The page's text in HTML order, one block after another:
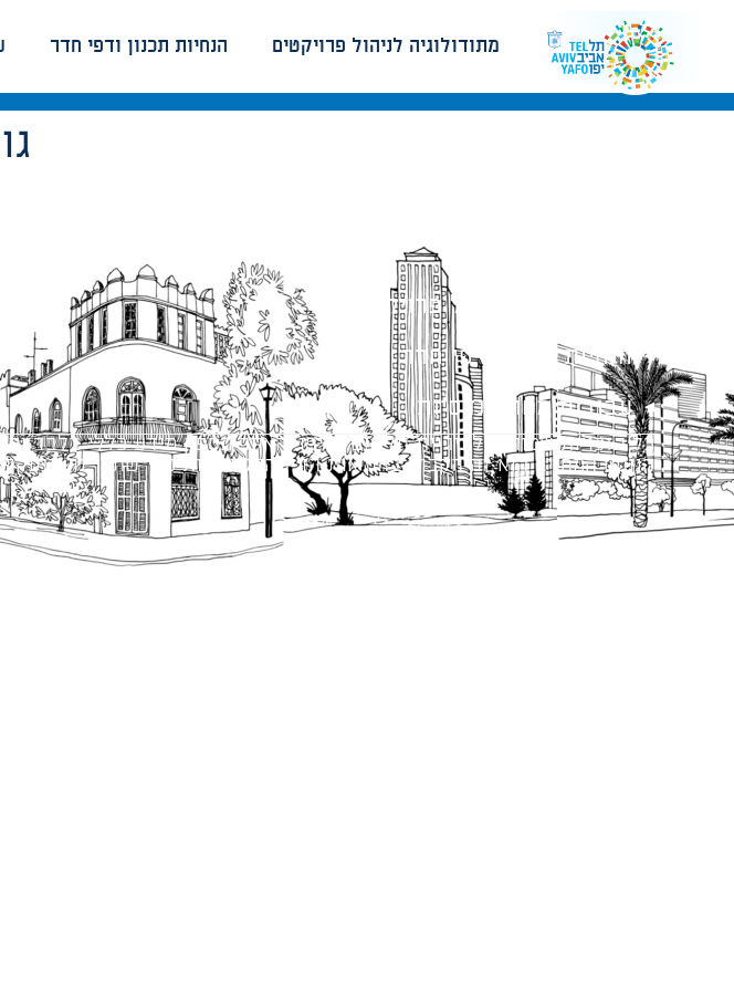
הנחיות תכנון ודפי חדר מתודולוגיה לניהול פרויקטים
עבודות מטה הנדסיות
הנחיות תכנון ודפי חדר
מתודולוגיה לניהול פרויקטים
כל הזכויות שמורות לעיריית תל-אביב-יפו. האתר מספק מידע כללי בלבד
הנוסח המחייב הוא זה הקבוע בהוראות הדין הרלוונטיות כפי שתהיינה